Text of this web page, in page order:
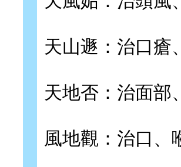
天山遯：治口瘡
天地否：治面部
風地觀：治口、